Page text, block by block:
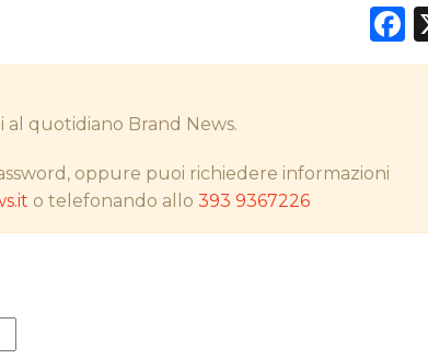
SCENARI
al quotidiano Brand News.
oppure puoi richiedere informazioni
o telefonando allo393 9367226